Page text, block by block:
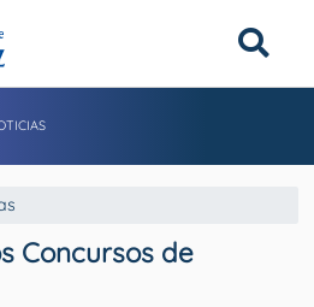
Concursos de